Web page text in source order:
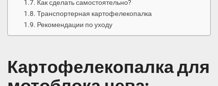
Как сделать самостоятельно?
Транспортерная картофелекопалка
Рекомендации по уходу
Картофелекопалка для